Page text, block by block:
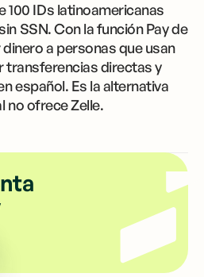
100 IDs latinoamericanas
SSN. Con la función Pay de
a personas que usan
transferencias directas y
español. Es la alternativa
no ofrece Zelle.